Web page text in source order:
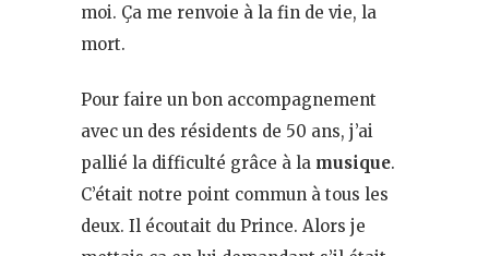
moi. Ça me renvoie à la fin de vie, la
mort.
Pour faire un bon accompagnement
avec un des résidents de 50 ans, j’ai
pallié la difficulté grâce à la musique.
C’était notre point commun à tous les
deux. Il écoutait du Prince. Alors je